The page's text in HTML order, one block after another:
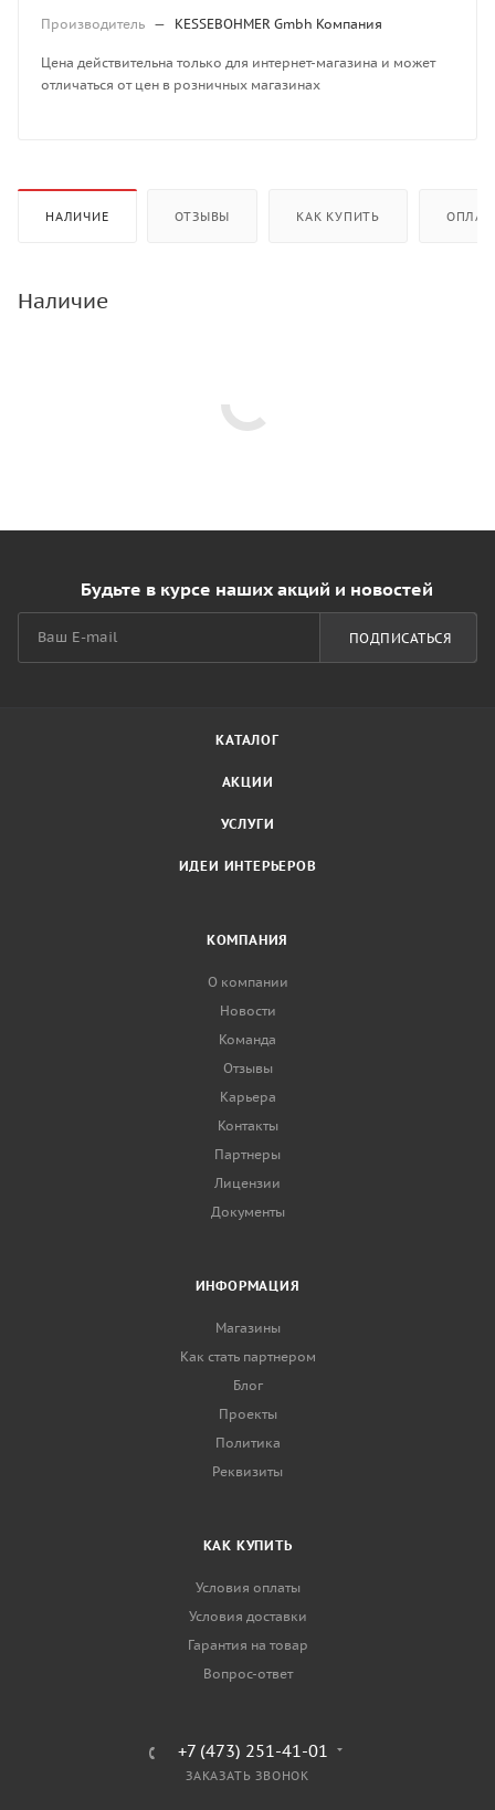
Производитель — KESSEBOHMER Gmbh Компания
Цена действительна только для интернет-магазина и может
отличаться от цен в розничных магазинах
НАЛИЧИЕ ОТЗЫВЫ КАК КУПИТЬ
Наличие
Будьте в курсе наших акций и новостей
ПОДПИСАТЬСЯ
КАТАЛОГ
АКЦИИ
УСЛУГИ
ИДЕИ ИНТЕРЬЕРОВ
КОМПАНИЯ
О компании
Новости
Команда
Отзывы
Карьера
Контакты
Партнеры
Лицензии
Документы
ИНФОРМАЦИЯ
Магазины
Как стать партнером
Блог
Проекты
Политика
Реквизиты
КАК КУПИТЬ
Условия оплаты
Условия доставки
Гарантия на товар
Вопрос-ответ
+7 (473) 251-41-01
ЗАКАЗАТЬ ЗВОНОК